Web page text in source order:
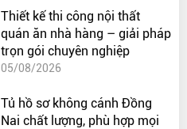
Thiết kế thi công nội thất
quán ăn nhà hàng – giải pháp
trọn gói chuyên nghiệp
05/08/2026
Tủ hồ sơ không cánh Đồng
Nai chất lượng, phù hợp mọi